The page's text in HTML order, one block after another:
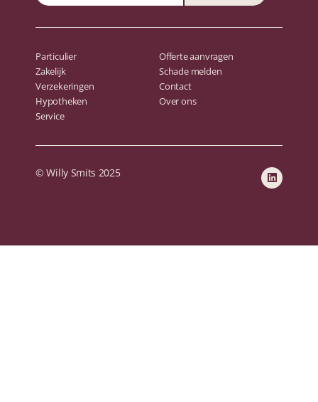
Particulier
Zakelijk
Verzekeringen
Hypotheken
Service
Offerte aanvragen
Schade melden
Contact
Over ons
© Willy Smits 2025